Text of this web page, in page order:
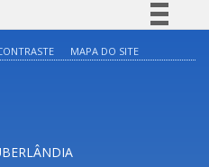
Legislação
MAPA DO SITE